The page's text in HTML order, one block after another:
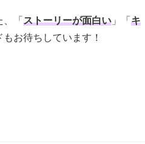
「 ストーリーが面白い 」「 キ
お待ちしています！